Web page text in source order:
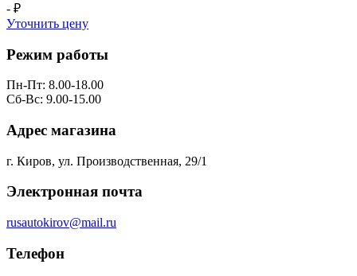
- ₽
Уточнить цену
Режим работы
Пн-Пт: 8.00-18.00
Сб-Вс: 9.00-15.00
Адрес магазина
г. Киров, ул. Производственная, 29/1
Электронная почта
rusautokirov@mail.ru
Телефон